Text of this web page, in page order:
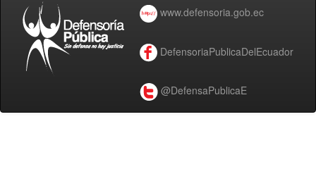
www.defensoria.gob.ec
DefensoriaPublicaDelEcuador
@DefensaPublicaE